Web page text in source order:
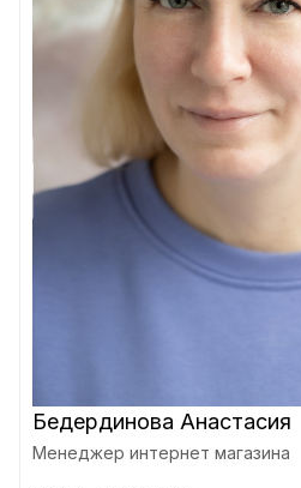
Бедердинова Анастасия
Менеджер интернет магазина